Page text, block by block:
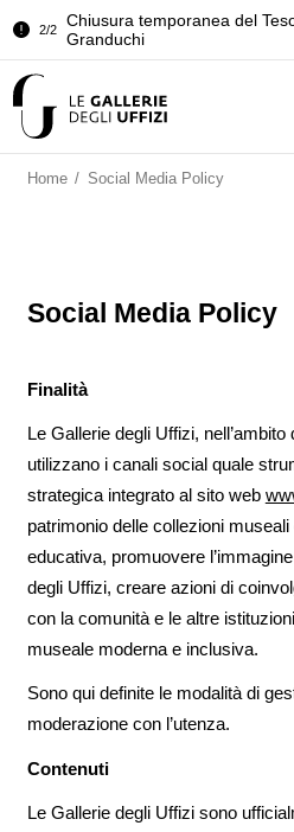
2/2
Chiusura temporanea del
Granduchi
della Sala dell'Iliade
Granduchi
Home / Social Media Policy
Social Media Policy
Finalità
Le Gallerie degli Uffizi,
utilizzano i canali social quale
strategica integrato al sito web
patrimonio delle collezioni museali
educativa, promuovere
degli Uffizi, creare azioni di
con la comunità e le altre
museale moderna e inclusiva.
Sono qui definite le modalità di
moderazione con l’utenza.
Contenuti
Le Gallerie degli Uffizi sono